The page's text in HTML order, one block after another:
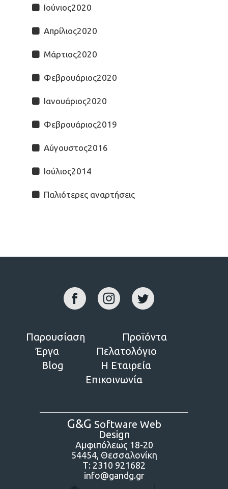
Ιούνιος2020
Απρίλιος2020
Μάρτιος2020
Φεβρουάριος2020
Ιανουάριος2020
Φεβρουάριος2019
Αύγουστος2016
Ιούλιος2014
Παλιότερες αναρτήσεις
Παρουσίαση
Προϊόντα
Έργα
Πελατολόγιο
Blog
Η Εταιρεία
Επικοινωνία
G&G Software Web
Design
Αμφιπόλεως 18-20
54454, Θεσσαλονίκη
Τ: 2310 921682
info@gandg.gr